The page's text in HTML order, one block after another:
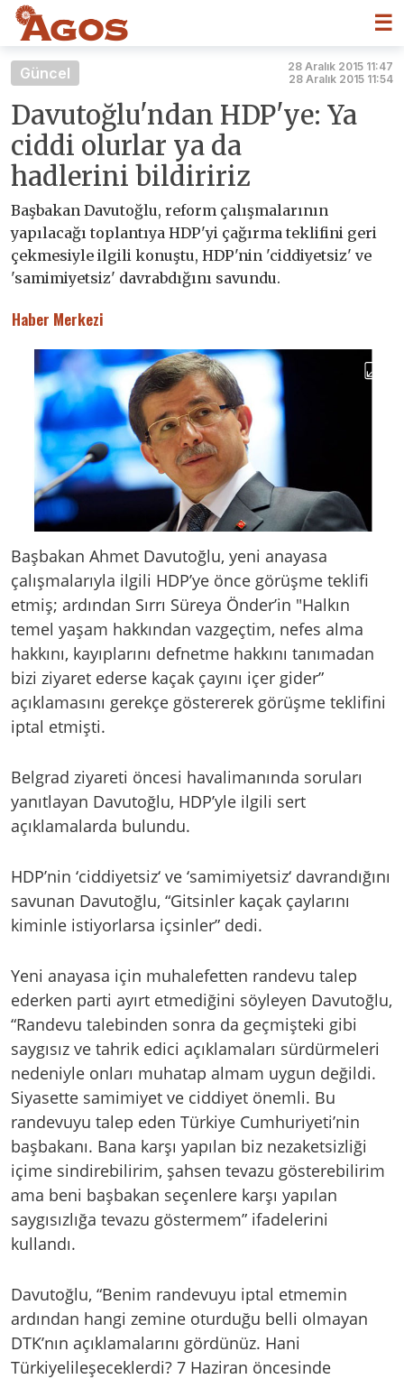
☰
Güncel
28 Aralık 2015 11:47
28 Aralık 2015 11:54
Davutoğlu'ndan HDP'ye: Ya
ciddi olurlar ya da
hadlerini bildiririz
Başbakan Davutoğlu, reform çalışmalarının
yapılacağı toplantıya HDP'yi çağırma teklifini geri
çekmesiyle ilgili konuştu, HDP'nin 'ciddiyetsiz' ve
'samimiyetsiz' davrabdığını savundu.
Haber Merkezi
Başbakan Ahmet Davutoğlu, yeni anayasa
çalışmalarıyla ilgili HDP’ye önce görüşme teklifi
etmiş; ardından Sırrı Süreya Önder’in "Halkın
temel yaşam hakkından vazgeçtim, nefes alma
hakkını, kayıplarını defnetme hakkını tanımadan
bizi ziyaret ederse kaçak çayını içer gider”
açıklamasını gerekçe göstererek görüşme teklifini
iptal etmişti.
Belgrad ziyareti öncesi havalimanında soruları
yanıtlayan Davutoğlu, HDP’yle ilgili sert
açıklamalarda bulundu.
HDP’nin ‘ciddiyetsiz‘ ve ‘samimiyetsiz‘ davrandığını
savunan Davutoğlu, “Gitsinler kaçak çaylarını
kiminle istiyorlarsa içsinler” dedi.
Yeni anayasa için muhalefetten randevu talep
ederken parti ayırt etmediğini söyleyen Davutoğlu,
“Randevu talebinden sonra da geçmişteki gibi
saygısız ve tahrik edici açıklamaları sürdürmeleri
nedeniyle onları muhatap almam uygun değildi.
Siyasette samimiyet ve ciddiyet önemli. Bu
randevuyu talep eden Türkiye Cumhuriyeti’nin
başbakanı. Bana karşı yapılan biz nezaketsizliği
içime sindirebilirim, şahsen tevazu gösterebilirim
ama beni başbakan seçenlere karşı yapılan
saygısızlığa tevazu göstermem” ifadelerini
kullandı.
Davutoğlu, “Benim randevuyu iptal etmemin
ardından hangi zemine oturduğu belli olmayan
DTK’nın açıklamalarını gördünüz. Hani
Türkiyelileşeceklerdi? 7 Haziran öncesinde